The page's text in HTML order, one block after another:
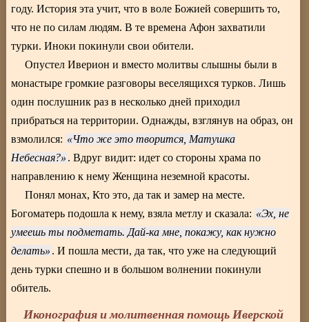
году. История эта учит, что в воле Божией совершить то,
что не по силам людям. В те времена Афон захватили
турки. Иноки покинули свои обители.
Опустел Иверион и вместо молитвы слышны были в
монастыре громкие разговоры веселящихся турков. Лишь
один послушник раз в несколько дней приходил
прибраться на территории. Однажды, взглянув на образ, он
взмолился:
Что же это творится, Матушка
Небесная?
. Вдруг видит: идет со стороны храма по
направлению к нему Женщина неземной красоты.
Понял монах, Кто это, да так и замер на месте.
Богоматерь подошла к нему, взяла метлу и сказала:
Эх, не
умеешь ты подметать. Дай-ка мне, покажу, как нужно
делать
. И пошла мести, да так, что уже на следующий
день турки спешно и в большом волнении покинули
обитель.
Иконография и молитвенная помощь Иверской